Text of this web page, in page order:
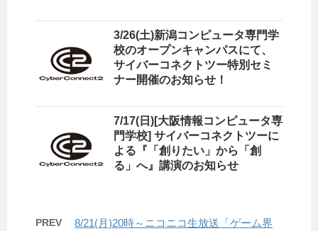
3/26(土)新潟コンピュータ専門学
校のオープンキャンパスにて、
サイバーコネクトツー特別セミ
ナー開催のお知らせ！
7/17(日)[大阪情報コンピュータ専
門学校] サイバーコネクトツーに
よる『「創りたい」から「創
る」へ』講演のお知らせ
PREV
8/21(月)20時～ニコニコ生放送「ゲーム界